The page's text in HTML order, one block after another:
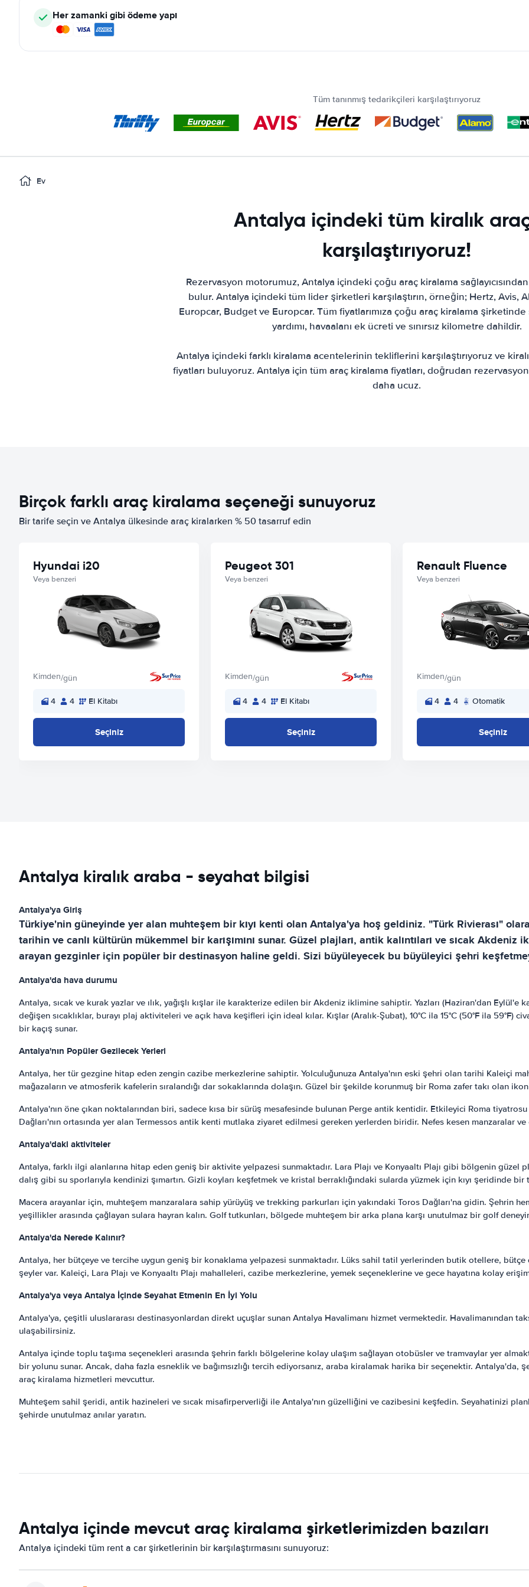
Her zamanki gibi ödeme yapı
Tüm tanınmış tedarikçileri karşılaştırıyoruz
Ev
Antalya içindeki tüm kiralık
karşılaştırıyoruz!
Rezervasyon motorumuz, Antalya içindeki çoğu araç kiralama
bulur. Antalya içindeki tüm lider şirketleri karşılaştırın, örneğin; Hertz, Avis,
Europcar, Budget ve Europcar. Tüm fiyatlarımıza çoğu araç kiralama
yardımı, havaalanı ek ücreti ve sınırsız kilometre dahildir.
Antalya içindeki farklı kiralama acentelerinin tekliflerini karşılaştırıyoruz ve
fiyatları buluyoruz. Antalya için tüm araç kiralama fiyatları, doğrudan
daha ucuz.
Birçok farklı araç kiralama seçeneği sunuyoruz
Bir tarife seçin ve Antalya ülkesinde araç kiralarken % 50 tasarruf edin
Hyundai i20
Veya benzeri
Kimden/gün
4 4 El Kitabı
Seçiniz
Peugeot 301
Veya benzeri
Kimden/gün
4 4 El Kitabı
Seçiniz
Renault Fluence
Veya benzeri
Kimden/gün
4 4 Otomatik
Seçiniz
Antalya kiralık araba - seyahat bilgisi
Antalya'ya Giriş
Türkiye'nin güneyinde yer alan muhteşem bir kıyı kenti olan Antalya'ya hoş geldiniz. "Türk Rivierası"
tarihin ve canlı kültürün mükemmel bir karışımını sunar. Güzel plajları, antik kalıntıları ve sıcak
arayan gezginler için popüler bir destinasyon haline geldi. Sizi büyüleyecek bu büyüleyici şehri
Antalya'da hava durumu
Antalya, sıcak ve kurak yazlar ve ılık, yağışlı kışlar ile karakterize edilen bir Akdeniz iklimine sahiptir. Yazları (Haziran'dan Eylül'e
değişen sıcaklıklar, burayı plaj aktiviteleri ve açık hava keşifleri için ideal kılar. Kışlar (Aralık-Şubat), 10°C ila 15°C (50°F ila 59°F)
bir kaçış sunar.
Antalya'nın Popüler Gezilecek Yerleri
Antalya, her tür gezgine hitap eden zengin cazibe merkezlerine sahiptir. Yolculuğunuza Antalya'nın eski şehri olan tarihi Kaleiçi
mağazaların ve atmosferik kafelerin sıralandığı dar sokaklarında dolaşın. Güzel bir şekilde korunmuş bir Roma zafer takı olan
Antalya'nın öne çıkan noktalarından biri, sadece kısa bir sürüş mesafesinde bulunan Perge antik kentidir. Etkileyici Roma
Dağları'nın ortasında yer alan Termessos antik kenti mutlaka ziyaret edilmesi gereken yerlerden biridir. Nefes kesen manzaralar
Antalya'daki aktiviteler
Antalya, farklı ilgi alanlarına hitap eden geniş bir aktivite yelpazesi sunmaktadır. Lara Plajı ve Konyaaltı Plajı gibi bölgenin güzel
dalış gibi su sporlarıyla kendinizi şımartın. Gizli koyları keşfetmek ve kristal berraklığındaki sularda yüzmek için kıyı şeridinde bir
Macera arayanlar için, muhteşem manzaralara sahip yürüyüş ve trekking parkurları için yakındaki Toros Dağları'na gidin. Şehrin
yeşillikler arasında çağlayan sulara hayran kalın. Golf tutkunları, bölgede muhteşem bir arka plana karşı unutulmaz bir golf
Antalya'da Nerede Kalınır?
Antalya, her bütçeye ve tercihe uygun geniş bir konaklama yelpazesi sunmaktadır. Lüks sahil tatil yerlerinden butik otellere,
şeyler var. Kaleiçi, Lara Plajı ve Konyaaltı Plajı mahalleleri, cazibe merkezlerine, yemek seçeneklerine ve gece hayatına kolay
Antalya'ya veya Antalya İçinde Seyahat Etmenin En İyi Yolu
Antalya'ya, çeşitli uluslararası destinasyonlardan direkt uçuşlar sunan Antalya Havalimanı hizmet vermektedir. Havalimanından
ulaşabilirsiniz.
Antalya içinde toplu taşıma seçenekleri arasında şehrin farklı bölgelerine kolay ulaşım sağlayan otobüsler ve tramvaylar yer
bir yolunu sunar. Ancak, daha fazla esneklik ve bağımsızlığı tercih ediyorsanız, araba kiralamak harika bir seçenektir. Antalya'da,
araç kiralama hizmetleri mevcuttur.
Muhteşem sahil şeridi, antik hazineleri ve sıcak misafirperverliği ile Antalya'nın güzelliğini ve cazibesini keşfedin. Seyahatinizi
şehirde unutulmaz anılar yaratın.
Antalya içinde mevcut araç kiralama şirketlerimizden bazıları
Antalya içindeki tüm rent a car şirketlerinin bir karşılaştırmasını sunuyoruz: